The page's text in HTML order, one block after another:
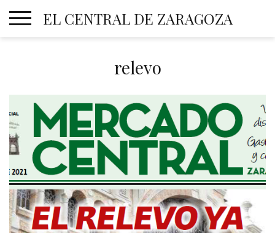
EL CENTRAL DE ZARAGOZA
relevo